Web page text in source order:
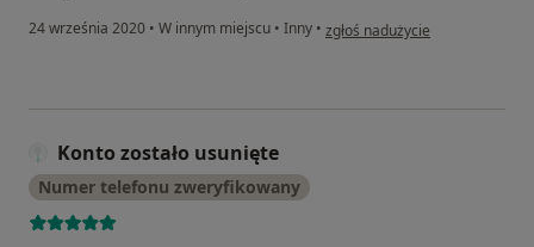
24 września 2020 • W innym miejscu • Inny • w opinii użytkownika Adam
zgłoś nadużycie
Konto zostało usunięte
Numer telefonu zweryfikowany